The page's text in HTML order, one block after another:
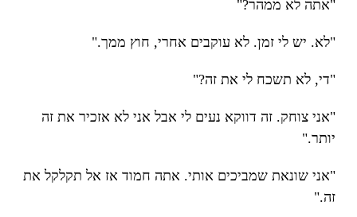
"אתה לא ממהר?"
"לא. יש לי זמן. לא עוקבים אחרי, חוץ ממך."
"די, לא תשכח לי את זה?"
"אני צוחק. זה דווקא נעים לי אבל אני לא אזכיר את זה
יותר."
"אני שונאת שמביכים אותי. אתה חמוד אז אל תקלקל את
זה."